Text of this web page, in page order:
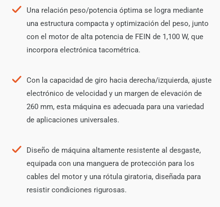
Una relación peso/potencia óptima se logra mediante
una estructura compacta y optimización del peso, junto
con el motor de alta potencia de FEIN de 1,100 W, que
incorpora electrónica tacométrica.
Con la capacidad de giro hacia derecha/izquierda, ajuste
electrónico de velocidad y un margen de elevación de
260 mm, esta máquina es adecuada para una variedad
de aplicaciones universales.
Diseño de máquina altamente resistente al desgaste,
equipada con una manguera de protección para los
cables del motor y una rótula giratoria, diseñada para
resistir condiciones rigurosas.